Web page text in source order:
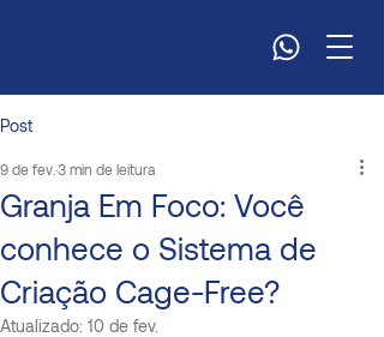
Post
Granja Em Foco: Você
conhece o Sistema de
Criação Cage-Free?
9 de fev. 3 min de leitura
Atualizado: 10 de fev.